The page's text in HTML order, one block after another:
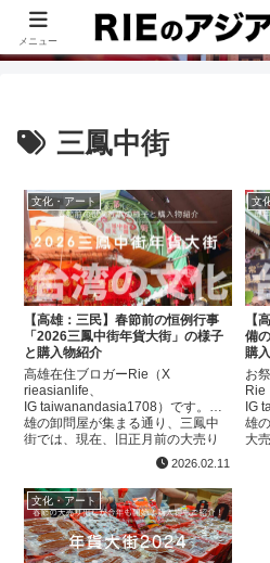
このブログは、台湾が好きすぎて移住し
ス情報、アジア旅経験などをま
三鳳中街
文化・アート
【高雄：三民】春節前の恒例行事
「2026三鳳中街年貨大街」の様子
と購入物紹介
高雄在住ブロガーRie（X
rieasianlife、
IG taiwanandasia1708）です。高
雄の卸問屋が集まる通り、三鳳中
街では、現在、旧正月前の大売り
出し「年貨大街」が開催されま
す。今年のテーマは「2026高雄過
好年（高雄でい...
2026.02.11
文
【
備
購
お
Rie
IG
雄
大
れ
日
文化・アート
メニュー